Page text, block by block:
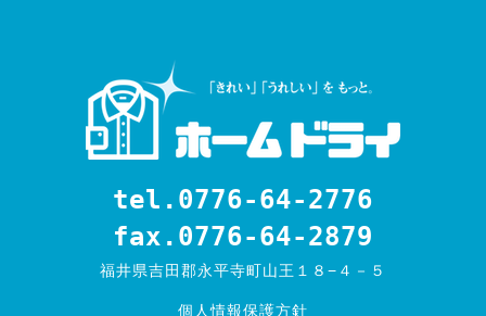
tel.0776-64-2776
fax.0776-64-2879
福井県吉田郡永平寺町山王１８−４－５
個人情報保護方針